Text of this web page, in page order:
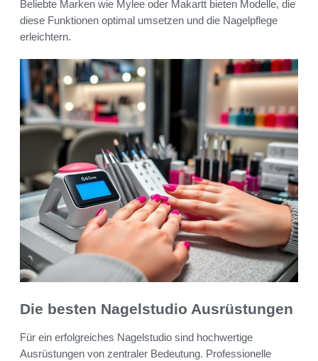
Beliebte Marken wie Mylee oder Makartt bieten Modelle, die
diese Funktionen optimal umsetzen und die Nagelpflege
erleichtern.
Die besten Nagelstudio Ausrüstungen
Für ein erfolgreiches Nagelstudio sind hochwertige
Ausrüstungen von zentraler Bedeutung. Professionelle